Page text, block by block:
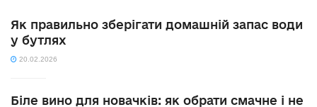
Як правильно зберігати домашній запас води
у бутлях
20.02.2026
Біле вино для новачків: як обрати смачне і не